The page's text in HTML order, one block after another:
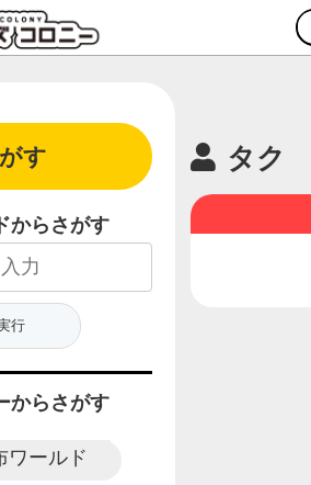
タク
す
からさがす
からさがす
ワールド